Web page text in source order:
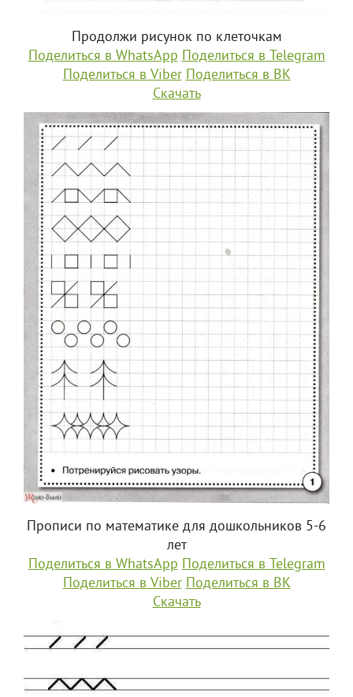
Продолжи рисунок по клеточкам
Поделиться в WhatsApp Поделиться в Telegram
Поделиться в Viber Поделиться в ВК
Скачать
Прописи по математике для дошкольников 5-6
лет
Поделиться в WhatsApp Поделиться в Telegram
Поделиться в Viber Поделиться в ВК
Скачать